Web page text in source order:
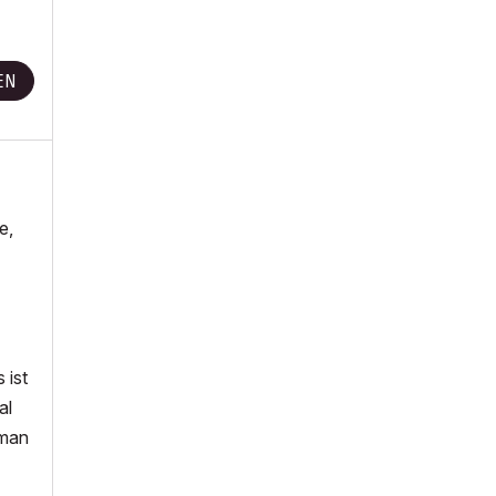
ist